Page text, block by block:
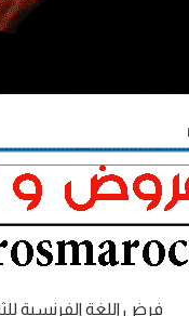
فرض اللغة الفرنسية